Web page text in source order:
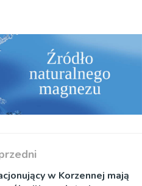
w Korzennej mają